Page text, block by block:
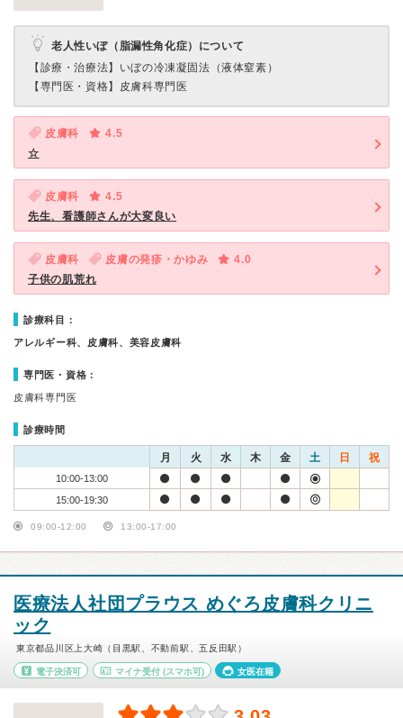
老人性いぼ（脂漏性角化症）について
【診療・治療法】 いぼの冷凍凝固法（液体窒素）
【専門医・資格】 皮膚科専門医
皮膚科
4.5
☆
皮膚科
4.5
先生、看護師さんが大変良い
皮膚科 皮膚の発疹・かゆみ
4.0
子供の肌荒れ
診療科目：
アレルギー科、皮膚科、美容皮膚科
専門医・資格：
皮膚科専門医
診療時間
月 火 水 木 金 土 日 祝
10:00-13:00
15:00-19:30
09:00-12:00 13:00-17:00
医療法人社団プラウス めぐろ皮膚科クリニ
ック
東京都品川区上大崎（目黒駅、不動前駅、五反田駅）
電子決済可 マイナ受付(スマホ可) 女医在籍